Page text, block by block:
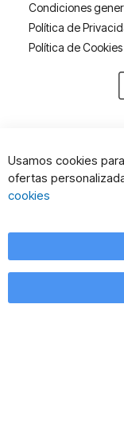
Condiciones
Política de
Política de Cookies
Usamos cookies
ofertas
cookies